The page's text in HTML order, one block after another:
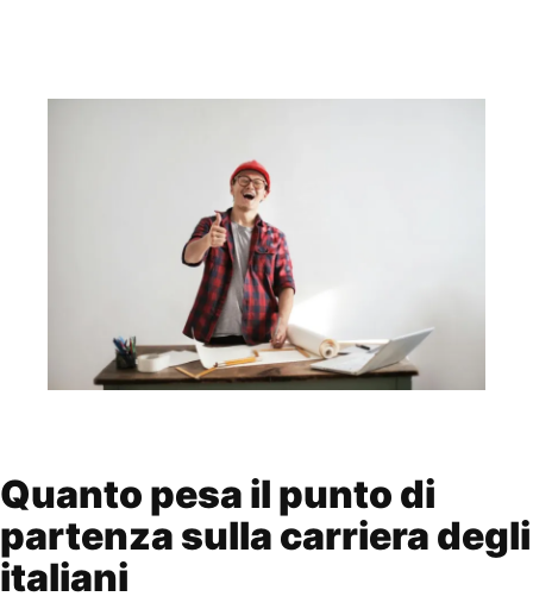
Quanto pesa il punto di
partenza sulla carriera degli
italiani